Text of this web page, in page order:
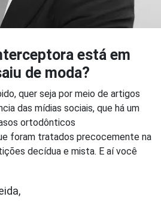
está em
de moda?
quer seja por meio de artigos
das mídias sociais, que há um
ortodônticos
foram tratados precocemente na
decídua e mista. E aí você